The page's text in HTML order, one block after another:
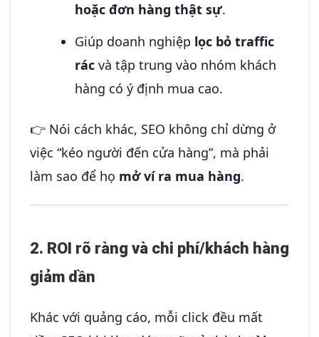
hoặc đơn hàng thật sự.
Giúp doanh nghiệp lọc bỏ traffic
rác và tập trung vào nhóm khách
hàng có ý định mua cao.
👉 Nói cách khác, SEO không chỉ dừng ở
việc “kéo người đến cửa hàng”, mà phải
làm sao để họ mở ví ra mua hàng.
2. ROI rõ ràng và chi phí/khách hàng
giảm dần
Khác với quảng cáo, mỗi click đều mất